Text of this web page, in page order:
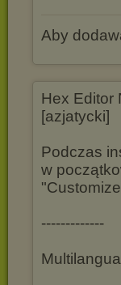
Aby
Hex Editor
[azjatycki]
Podczas
w
-------------